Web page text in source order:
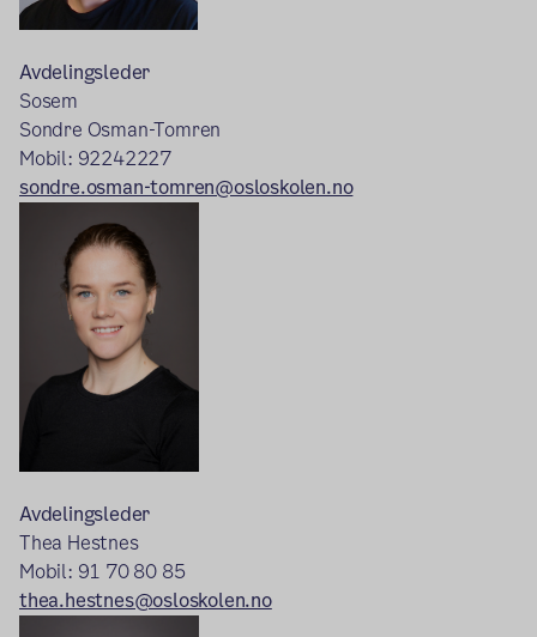
Avdelingsleder
Sosem
Sondre Osman-Tomren
Mobil: 92242227
sondre.osman-tomren@osloskolen.no
Avdelingsleder
Thea Hestnes
Mobil: 91 70 80 85
thea.hestnes@osloskolen.no